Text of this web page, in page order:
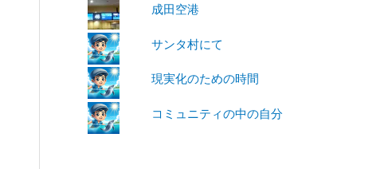
成田空港
サンタ村にて
現実化のための時間
コミュニティの中の自分